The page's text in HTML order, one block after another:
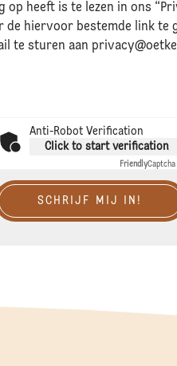
op heeft is te lezen in ons
de hiervoor bestemde link te
te sturen aan
Anti-Robot Verification
Click to start verification
Friendly
SCHRIJF MIJ IN!